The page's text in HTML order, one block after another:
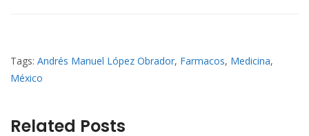
Tags: Andrés Manuel López Obrador, Farmacos, Medicina,
México
Related Posts